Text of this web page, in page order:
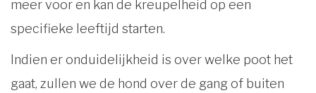
meer voor en kan de kreupelheid op een
specifieke leeftijd starten.
Indien er onduidelijkheid is over welke poot het
gaat, zullen we de hond over de gang of buiten